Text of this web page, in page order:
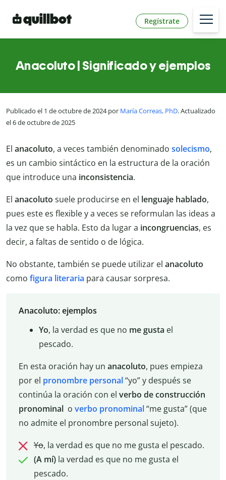
Regístrate
Anacoluto | Significado y ejemplos
Publicado el 1 de octubre de 2024 por María Correas, PhD. Actualizado
el 6 de octubre de 2025
El anacoluto, a veces también denominado solecismo,
es un cambio sintáctico en la estructura de la oración
que introduce una inconsistencia.
El anacoluto suele producirse en el lenguaje hablado,
pues este es flexible y a veces se reformulan las ideas a
la vez que se habla. Esto da lugar a incongruencias, es
decir, a faltas de sentido o de lógica.
No obstante, también se puede utilizar el anacoluto
como figura literaria para causar sorpresa.
Anacoluto: ejemplos
Yo, la verdad es que no me gusta el
pescado.
En esta oración hay un anacoluto, pues empieza
por el pronombre personal“yo” y después se
continúa la oración con el verbo de construcción
pronominalo verbo pronominal“me gusta” (que
no admite el pronombre personal sujeto).
Yo, la verdad es que no me gusta el pescado.
(A mí)la verdad es que no me gusta el
pescado.